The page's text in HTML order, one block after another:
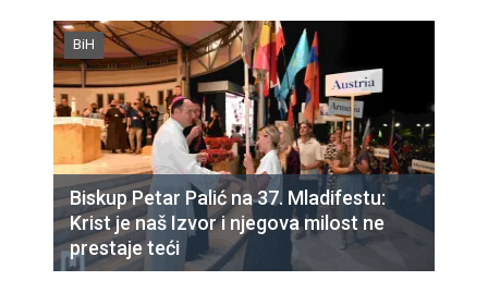
BiH
Biskup Petar Palić na 37. Mladifestu:
Krist je naš Izvor i njegova milost ne
prestaje teći